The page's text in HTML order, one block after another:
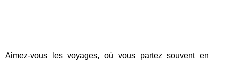
Aimez-vous les voyages, où vous partez souvent en